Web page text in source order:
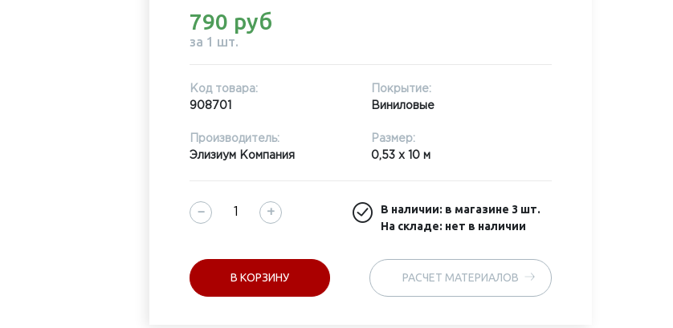
790 руб
за 1 шт.
Код товара:
908701
Покрытие:
Виниловые
Производитель:
Элизиум Компания
Размер:
0,53 x 10 м
− + В наличии: в магазине 3 шт.
На складе: нет в наличии
В КОРЗИНУ РАСЧЕТ МАТЕРИАЛОВ